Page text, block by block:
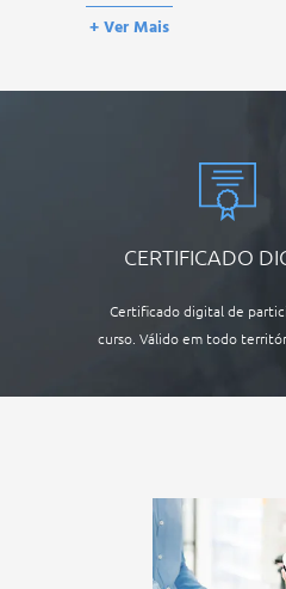
+ Ver Mais
CERTIFICADO
Certificado digital de
curso. Válido em todo